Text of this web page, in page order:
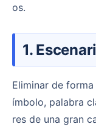
os.
1.
Eliminar de forma uniforme un mismo número, letra, s
ímbolo, palabra
res de una gran